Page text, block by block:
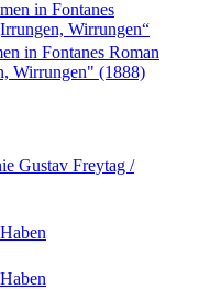
in Fontanes
Wirrungen“
in Fontanes Roman
Wirrungen" (1888)
Gustav Freytag /